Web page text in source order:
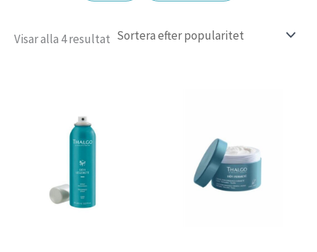
Visar alla 4 resultat